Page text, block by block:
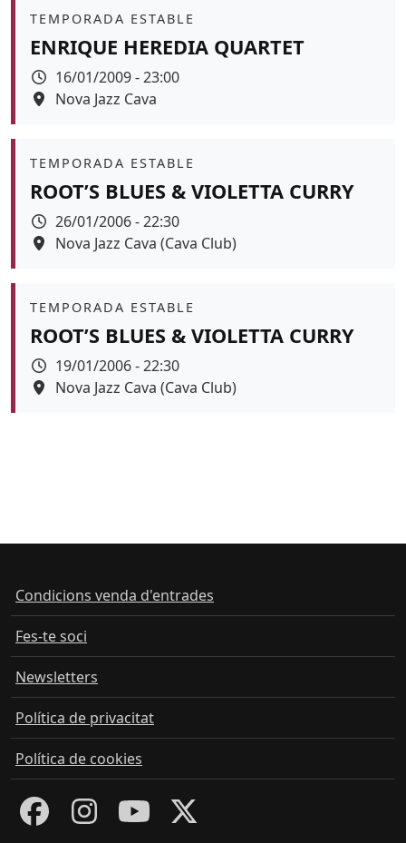
Àmbit
TEMPORADA ESTABLE
ENRIQUE HEREDIA QUARTET
Data
16/01/2009 - 23:00
Espai
Nova Jazz Cava
Àmbit
TEMPORADA ESTABLE
ROOT’S BLUES & VIOLETTA CURRY
Data
26/01/2006 - 22:30
Espai
Nova Jazz Cava (Cava Club)
Àmbit
TEMPORADA ESTABLE
ROOT’S BLUES & VIOLETTA CURRY
Data
19/01/2006 - 22:30
Espai
Nova Jazz Cava (Cava Club)
Condicions venda d'entrades
Fes-te soci
Newsletters
Política de privacitat
Política de cookies